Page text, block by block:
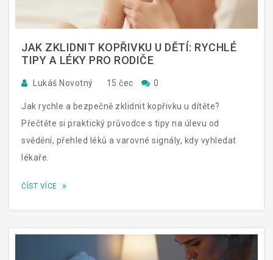
JAK ZKLIDNIT KOPŘIVKU U DĚTÍ: RYCHLÉ
TIPY A LÉKY PRO RODIČE
Lukáš Novotný 15 čec 0
Jak rychle a bezpečně zklidnit kopřivku u dítěte?
Přečtěte si praktický průvodce s tipy na úlevu od
svědění, přehled léků a varovné signály, kdy vyhledat
lékaře.
ČÍST VÍCE